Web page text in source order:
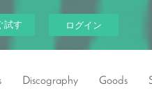
試す ログイン
Discography Goods